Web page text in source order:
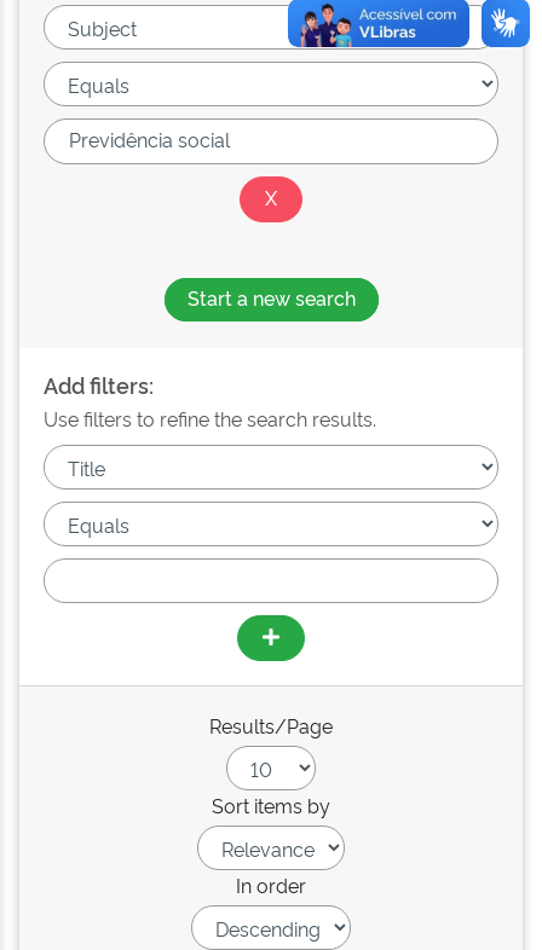
Start a new search
Add filters:
Use filters to refine the search results.
Results/Page
Sort items by
In order